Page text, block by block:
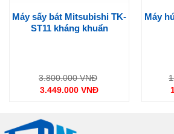
Thiết kế đẹp mắt trênLUO-SE6
Bộ nồi chảođược thiết kế phong cách
nhã và giúp bạn có thể đặt để mọi nơi
một vật dụng trang trí.
Máy sấy bát Mitsubishi TK-
ST11 kháng khuẩn
3.800.000VNĐ
3.449.000 VNĐ
tại
3.449.000 VNĐ.
Máy
VNĐ